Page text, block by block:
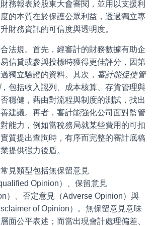
務報表於股東大會審閱，並用以支援利
的本質在於保護公眾利益，透過獨立專
財務資訊的可信度與透明度。
法規。首先，經審計的財務數據有助企
信貸或參與投標時獲得更佳評分，因第
獨立驗證的資料。其次， 審計能促使管
，包括收入認列、成本核算、存貨管理與
穩健，藉由對流程與制度的測試，找出
建議。再者，審計能強化公司面對監管
能力，例如當稅務局就某些費用的可扣
質提出查詢時，有序而完整的審計底稿
提供强力後盾。
見類型包括無保留意見
Opinion）、保留意見
）、否定意見（Adverse Opinion）與
of Opinion）。無保留意見意味
面公平表述；而當出現會計處理偏差、